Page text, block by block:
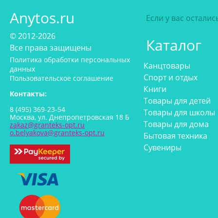
КОРЕЯ, РЕСПУБЛИКА
ЛАТВИЯ
Латвия
МАЛАЙЗИЯ
Малайзия
МЕКСИКА
Мексика
Нидерланды
Пакистан
Перу
ПОЛЬША
Польша
Португалия
Республика Беларусь
Республика Корея
Российская Федерация
Anytos.ru
© 2012-2026
Все права защищены
Политика обработки персональных
данных
Пользовательское соглашение
Контакты:
8 (495) 369-23-54
Москва, ул. Днепропетровская 18 Б
zakaz@granteks-opt.ru
o.belyakova@granteks-opt.ru
Если у вас
Каталог
Канцтовары
Спорт и отдых
Книги
Товары для детей
Товары для школы
Товары для дома
Бытовая техника
Сувениры